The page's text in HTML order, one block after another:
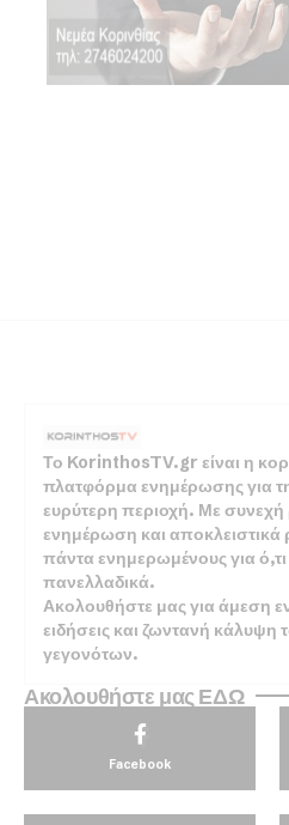
Το KorinthosTV.gr είναι η
πλατφόρμα ενημέρωσης για
ευρύτερη περιοχή. Με
ενημέρωση και
πάντα ενημερωμένους για ό,τι
πανελλαδικά.
Ακολουθήστε μας για άμεση
ειδήσεις και ζωντανή
γεγονότων.
Ακολουθήστε μας ΕΔΩ
Facebook